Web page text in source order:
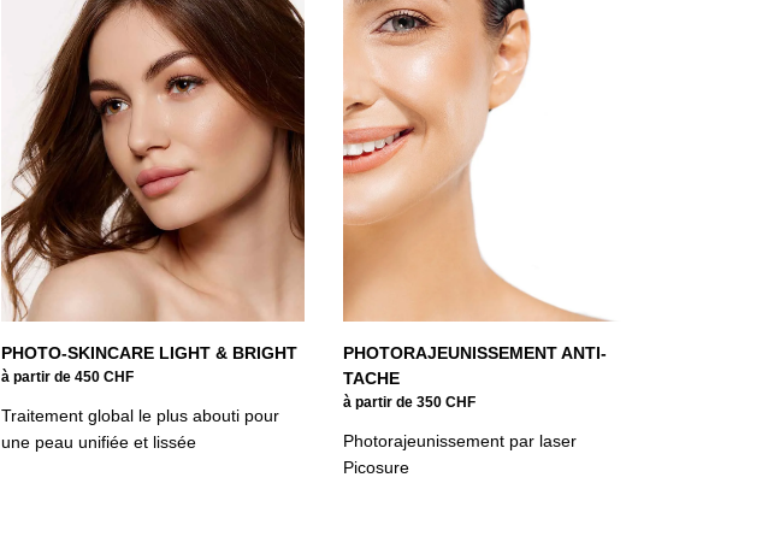
PHOTO-SKINCARE LIGHT & BRIGHT
à partir de 450 CHF
Traitement global le plus abouti pour
une peau unifiée et lissée
PHOTORAJEUNISSEMENT ANTI-
TACHE
à partir de 350 CHF
Photorajeunissement par laser
Picosure